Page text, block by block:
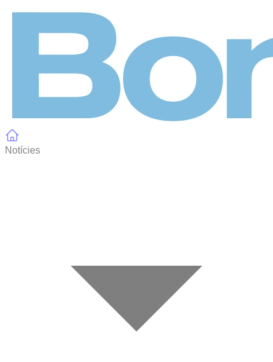
Notícies